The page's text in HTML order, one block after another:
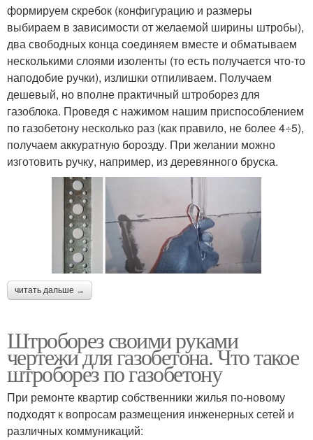
формируем скребок (конфигурацию и размеры
выбираем в зависимости от желаемой ширины штробы),
два свободных конца соединяем вместе и обматываем
несколькими слоями изоленты (то есть получается что-то
наподобие ручки), излишки отпиливаем. Получаем
дешевый, но вполне практичный штроборез для
газоблока. Проведя с нажимом нашим приспособлением
по газобетону несколько раз (как правило, не более 4÷5),
получаем аккуратную борозду. При желании можно
изготовить ручку, например, из деревянного бруска.
читать дальше →
Штроборез своими руками
чертежи для газобетона. Что такое
штроборез по газобетону
При ремонте квартир собственники жилья по-новому
подходят к вопросам размещения инженерных сетей и
различных коммуникаций: